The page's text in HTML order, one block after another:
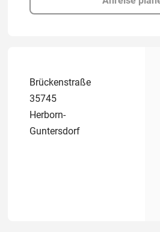
Brückenstraße
35745
Herborn-
Guntersdorf